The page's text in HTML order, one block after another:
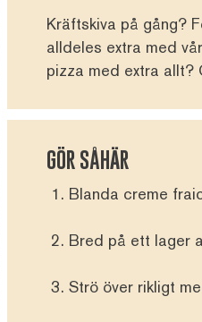
Kräftskiva på gång?
alldeles extra med
pizza med extra allt?
GÖR SÅHÄR
Blanda creme
Bred på ett lager
Strö över rikligt